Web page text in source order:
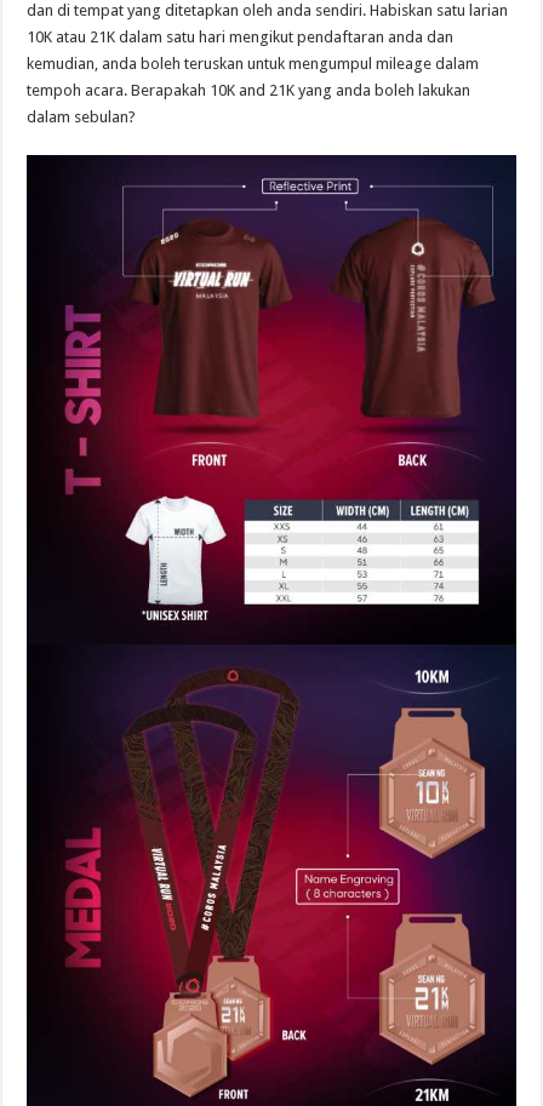
dan di tempat yang ditetapkan oleh anda sendiri. Habiskan satu larian
10K atau 21K dalam satu hari mengikut pendaftaran anda dan
kemudian, anda boleh teruskan untuk mengumpul mileage dalam
tempoh acara. Berapakah 10K and 21K yang anda boleh lakukan
dalam sebulan?